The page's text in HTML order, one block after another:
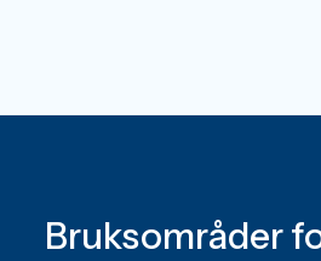
Bruksområder